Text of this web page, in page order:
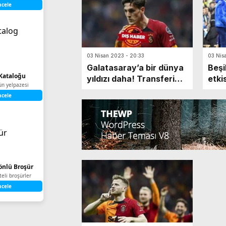
yelpazesi
Broşür
broşürler
03 Nisan 2023 - 20:33
Galatasaray’a bir dünya
yıldızı daha! Transferi
03